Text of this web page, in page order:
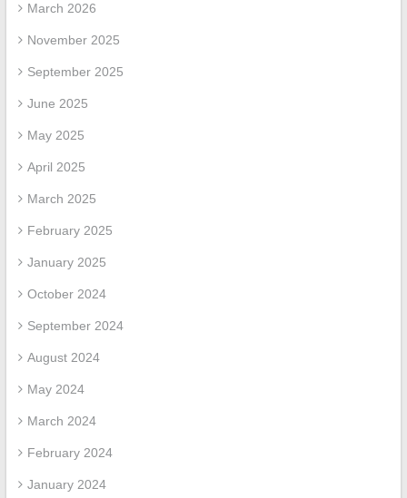
March 2026
November 2025
September 2025
June 2025
May 2025
April 2025
March 2025
February 2025
January 2025
October 2024
September 2024
August 2024
May 2024
March 2024
February 2024
January 2024